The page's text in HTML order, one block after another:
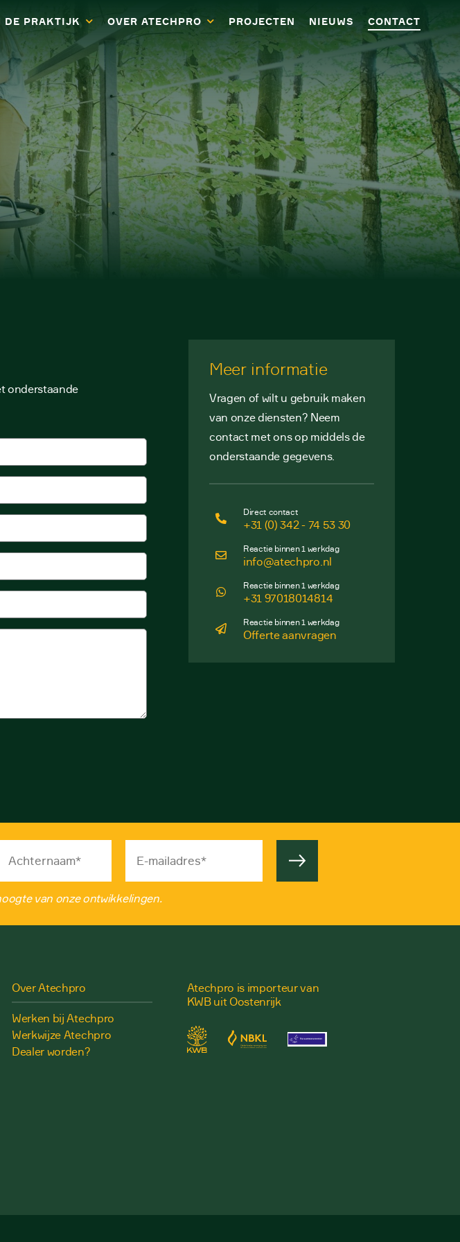
DE PRAKTIJK OVER ATECHPRO PROJECTEN NIEUWS CONTACT
onderstaande
Meer informatie
Vragen of wilt u gebruik maken
van onze diensten? Neem
contact met ons op middels de
onderstaande gegevens.
Direct contact
+31 (0) 342 - 74 53 30
Reactie binnen 1 werkdag
info@atechpro.nl
Reactie binnen 1 werkdag
+31 97018014814
Reactie binnen 1 werkdag
Offerte aanvragen
van onze ontwikkelingen.
Over Atechpro
Werken bij Atechpro
Werkwijze Atechpro
Dealer worden?
Atechpro is importeur van
KWB uit Oostenrijk